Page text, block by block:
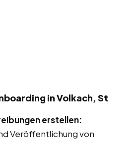
in Volkach, St
erstellen:
Veröffentlichung von